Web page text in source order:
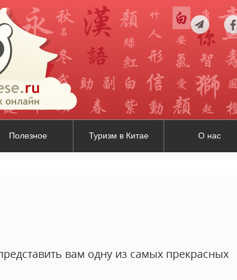
Полезное Туризм в Китае О нас
вам одну из самых прекрасных